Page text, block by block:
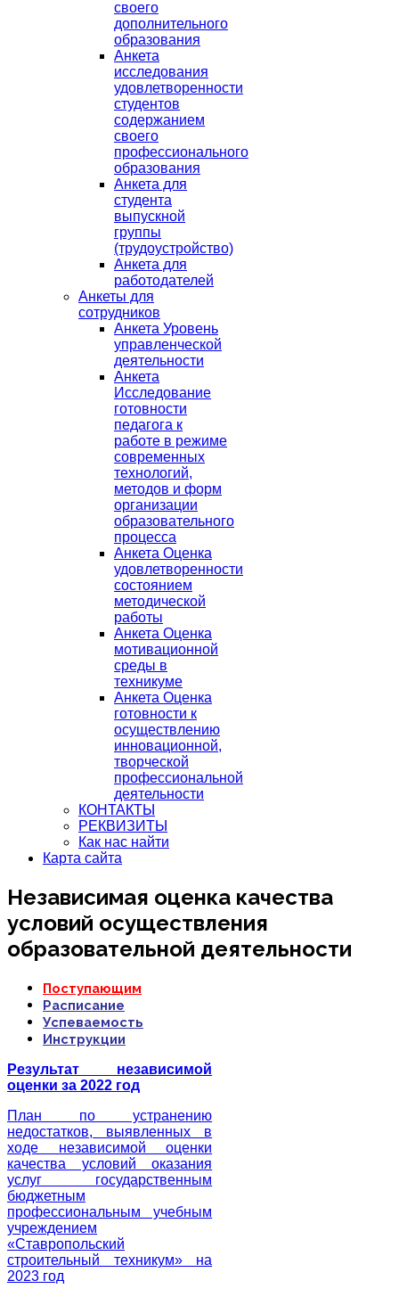
своего
дополнительного
образования
Анкета
исследования
удовлетворенности
студентов
содержанием
своего
профессионального
образования
Анкета для
студента
выпускной
группы
(трудоустройство)
Анкета для
работодателей
Анкеты для
сотрудников
Анкета Уровень
управленческой
деятельности
Анкета
Исследование
готовности
педагога к
работе в режиме
современных
технологий,
методов и форм
организации
образовательного
процесса
Анкета Оценка
удовлетворенности
состоянием
методической
работы
Анкета Оценка
мотивационной
среды в
техникуме
Анкета Оценка
готовности к
осуществлению
инновационной,
творческой
профессиональной
деятельности
КОНТАКТЫ
РЕКВИЗИТЫ
Как нас найти
Карта сайта
Независимая оценка качества
условий осуществления
образовательной деятельности
Поступающим
Расписание
Успеваемость
Инструкции
Результат независимой
оценки за 2022 год
План по устранению
недостатков, выявленных в
ходе независимой оценки
качества условий оказания
услуг государственным
бюджетным
профессиональным учебным
учреждением
«Ставропольский
строительный техникум» на
2023 год